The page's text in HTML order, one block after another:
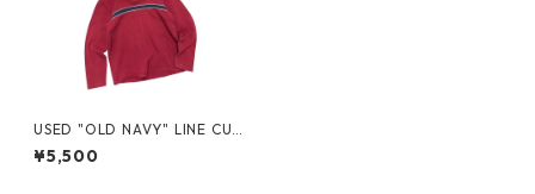
USED "OLD NAVY" LINE CUT
SEW
¥5,500